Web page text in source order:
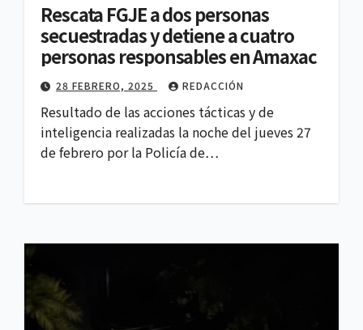
Rescata FGJE a dos personas
secuestradas y detiene a cuatro
personas responsables en Amaxac
28 FEBRERO, 2025 REDACCIÓN
Resultado de las acciones tácticas y de
inteligencia realizadas la noche del jueves 27
de febrero por la Policía de…